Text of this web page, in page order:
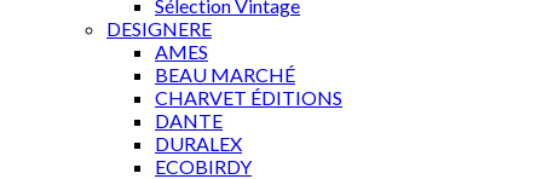
Sélection Vintage
DESIGNERE
AMES
BEAU MARCHÉ
CHARVET ÉDITIONS
DANTE
DURALEX
ECOBIRDY